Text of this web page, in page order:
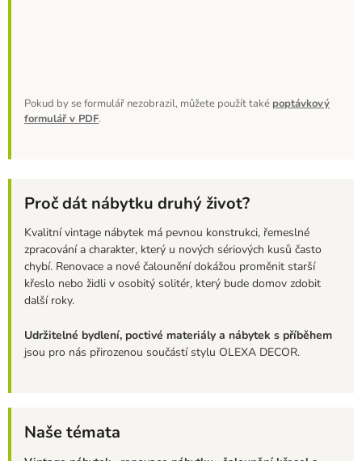
Pokud by se formulář nezobrazil, můžete použít taképoptávkový
formulář v PDF.
Proč dát nábytku druhý život?
Kvalitní vintage nábytek má pevnou konstrukci, řemeslné
zpracování a charakter, který u nových sériových kusů často
chybí. Renovace a nové čalounění dokážou proměnit starší
křeslo nebo židli v osobitý solitér, který bude domov zdobit
další roky.
Udržitelné bydlení, poctivé materiály a nábytek s příběhem
jsou pro nás přirozenou součástí stylu OLEXA DECOR.
Naše témata